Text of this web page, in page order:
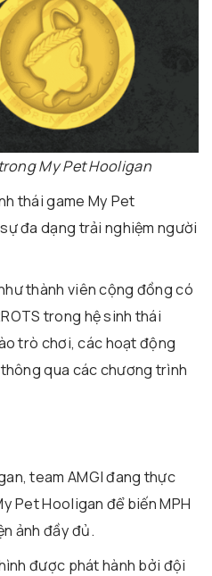
My Pet Hooligan
thái game My Pet
đa dạng trải nghiệm người
thành viên cộng đồng có
trong hệ sinh thái
trò chơi, các hoạt động
qua các chương trình
team AMGI đang thực
Pet Hooligan để biến MPH
ảnh đầy đủ.
được phát hành bởi đội